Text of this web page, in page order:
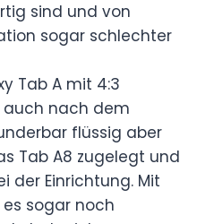
sind und von
sogar schlechter
Tab A mit 4:3
auch nach dem
flüssig aber
Tab A8 zugelegt und
der Einrichtung. Mit
sogar noch